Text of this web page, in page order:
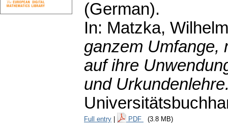
(German).
In: Matzka,
ganzem Umfange,
auf ihre
und
Full entry PDF (3.8 MB)